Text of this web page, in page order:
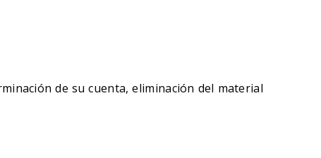
de su cuenta, eliminación del material